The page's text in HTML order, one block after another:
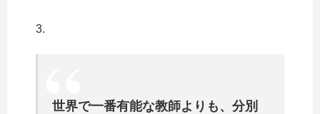
3.
世界で一番有能な教師よりも、分別